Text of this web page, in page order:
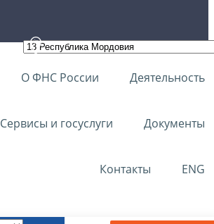
О ФНС России Деятельность
Сервисы и госуслуги Документы
Контакты ENG